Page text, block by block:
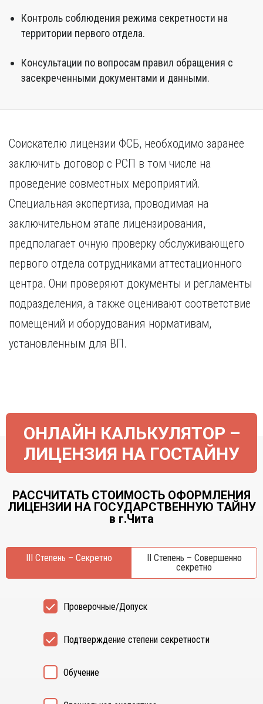
Контроль соблюдения режима секретности на
территории первого отдела.
Консультации по вопросам правил обращения с
засекреченными документами и данными.
Соискателю лицензии ФСБ, необходимо заранее
заключить договор с РСП в том числе на
проведение совместных мероприятий.
Специальная экспертиза, проводимая на
заключительном этапе лицензирования,
предполагает очную проверку обслуживающего
первого отдела сотрудниками аттестационного
центра. Они проверяют документы и регламенты
подразделения, а также оценивают соответствие
помещений и оборудования нормативам,
установленным для ВП.
ОНЛАЙН КАЛЬКУЛЯТОР –
ЛИЦЕНЗИЯ НА ГОСТАЙНУ
РАССЧИТАТЬ СТОИМОСТЬ ОФОРМЛЕНИЯ
ЛИЦЕНЗИИ НА ГОСУДАРСТВЕННУЮ ТАЙНУ
в г.Чита
III Степень – Секретно
II Степень – Совершенно
секретно
Проверочные/Допуск
Подтверждение степени секретности
Обучение